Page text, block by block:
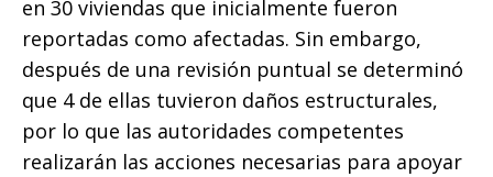
en 30 viviendas que inicialmente fueron
reportadas como afectadas. Sin embargo,
después de una revisión puntual se determinó
que 4 de ellas tuvieron daños estructurales,
por lo que las autoridades competentes
realizarán las acciones necesarias para apoyar